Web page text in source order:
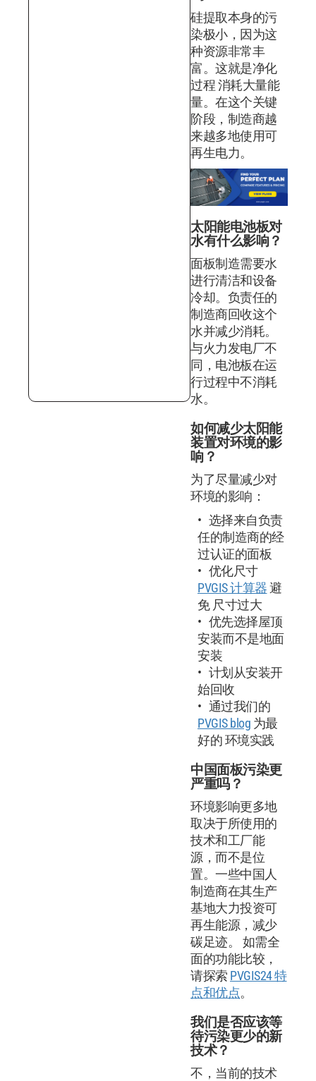
硅提取本身的污
染极小，因为这
种资源非常丰
富。这就是净化
过程 消耗大量能
量。在这个关键
阶段，制造商越
来越多地使用可
再生电力。
太阳能电池板对
水有什么影响？
面板制造需要水
进行清洁和设备
冷却。负责任的
制造商回收这个
水并减少消耗。
与火力发电厂不
同，电池板在运
行过程中不消耗
水。
如何减少太阳能
装置对环境的影
响？
为了尽量减少对
环境的影响：
选择来自负责
任的制造商的经
过认证的面板
优化尺寸
PVGIS 计算器避
免 尺寸过大
优先选择屋顶
安装而不是地面
安装
计划从安装开
始回收
通过我们的
PVGIS blog 为最
好的 环境实践
中国面板污染更
严重吗？
环境影响更多地
取决于所使用的
技术和工厂能
源，而不是位
置。一些中国人
制造商在其生产
基地大力投资可
再生能源，减少
碳足迹。 如需全
面的功能比较，
请探索 PVGIS24 特
点和优点。
我们是否应该等
待污染更少的新
技术？
不，当前的技术